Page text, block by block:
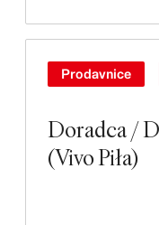
Doradca /
(Vivo Piła)
Prodavnice